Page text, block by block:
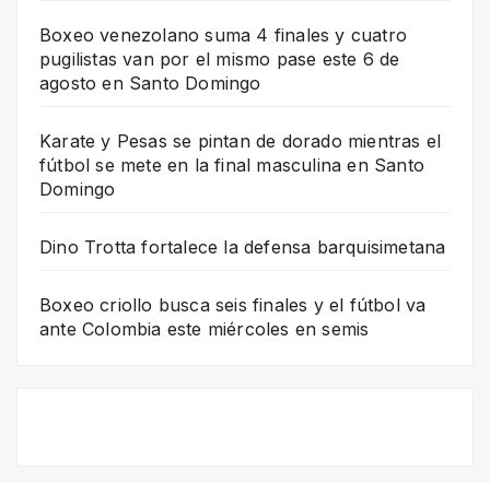
Boxeo venezolano suma 4 finales y cuatro
pugilistas van por el mismo pase este 6 de
agosto en Santo Domingo
Karate y Pesas se pintan de dorado mientras el
fútbol se mete en la final masculina en Santo
Domingo
Dino Trotta fortalece la defensa barquisimetana
Boxeo criollo busca seis finales y el fútbol va
ante Colombia este miércoles en semis